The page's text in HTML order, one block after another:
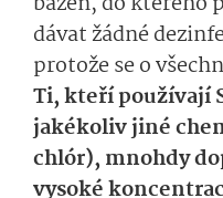
dávat žádné
protože se o
Ti, kteří používají
jakékoliv jiné
chlór), mnohdy
vysoké